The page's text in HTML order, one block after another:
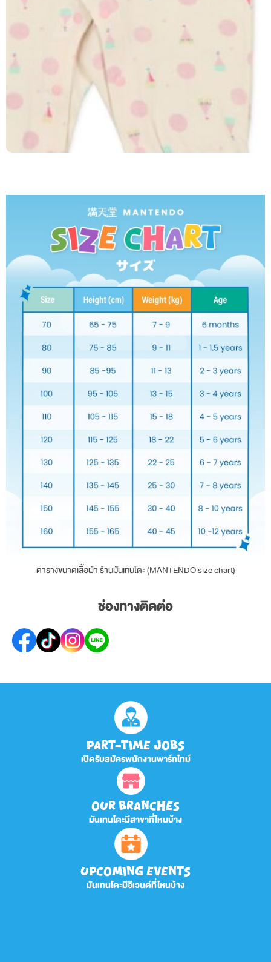
ตารางขนาดเสื้อผ้า ร้านมันเทนโดะ (MANTENDO size chart)
ช่องทางติดต่อ
PART-TIME JOBS
เปิดรับสมัครพนักงานพาร์ทไทม์
OUR BRANCHES
มันเทนโดะมีสาขาที่ไหนบ้าง
UPCOMING EVENTS
มันเทนโดะมีอีเวนต์ที่ไหนบ้าง